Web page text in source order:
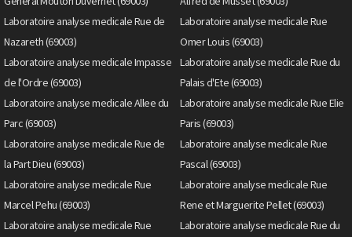
Laboratoire analyse medicale Rue de
Nazareth (69003)
Laboratoire analyse medicale Rue
Omer Louis (69003)
Laboratoire analyse medicale Impasse
de l'Ordre (69003)
Laboratoire analyse medicale Rue du
Palais d'Ete (69003)
Laboratoire analyse medicale Allee du
Parc (69003)
Laboratoire analyse medicale Rue Elie
Paris (69003)
Laboratoire analyse medicale Rue de
la Part Dieu (69003)
Laboratoire analyse medicale Rue
Pascal (69003)
Laboratoire analyse medicale Rue
Marcel Pehu (69003)
Laboratoire analyse medicale Rue
Rene et Marguerite Pellet (69003)
Laboratoire analyse medicale Rue
Laboratoire analyse medicale Rue du